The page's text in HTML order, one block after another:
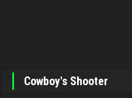
Cowboy's Shooter